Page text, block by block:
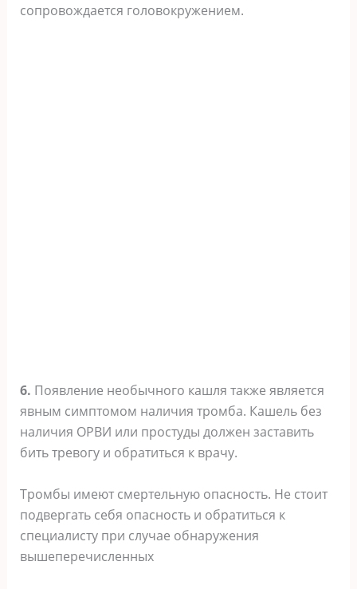
сопровождается головокружением.
6. Появление необычного кашля также является
явным симптомом наличия тромба. Кашель без
наличия ОРВИ или простуды должен заставить
бить тревогу и обратиться к врачу.
Тромбы имеют смертельную опасность. Не стоит
подвергать себя опасность и обратиться к
специалисту при случае обнаружения
вышеперечисленных